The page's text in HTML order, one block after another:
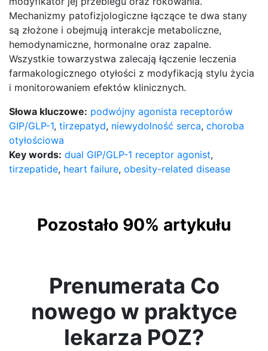
Mechanizmy patofizjologiczne łączące te dwa stany
są złożone i obejmują interakcje metaboliczne,
hemodynamiczne, hormonalne oraz zapalne.
Wszystkie towarzystwa zalecają łączenie leczenia
farmakologicznego otyłości z modyfikacją stylu życia
i monitorowaniem efektów klinicznych.
Słowa kluczowe: podwójny agonista receptorów
GIP/GLP-1, tirzepatyd, niewydolność serca, choroba
otyłościowa
Key words: dual GIP/GLP-1 receptor agonist,
tirzepatide, heart failure, obesity-related disease
Pozostało 90% artykułu
Prenumerata Co
nowego w praktyce
lekarza POZ?